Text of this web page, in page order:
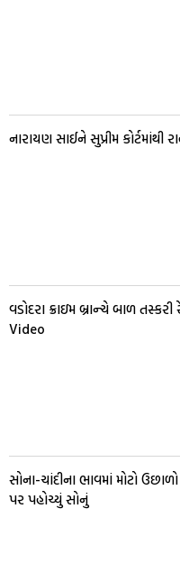
નારાયણ સાઈને સુપ્રીમ કોર્ટમાંથી
વડોદરા ક્રાઇમ બ્રાન્ચે બાળ તસ્કરી
Video
સોના-ચાંદીના ભાવમાં મોટો
પર પહોચ્યું સોનું